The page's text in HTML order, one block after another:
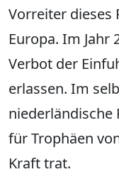
Vorreiter dieses
Europa. Im Jahr
Verbot der
erlassen. Im
niederländische
für Trophäen
Kraft trat.